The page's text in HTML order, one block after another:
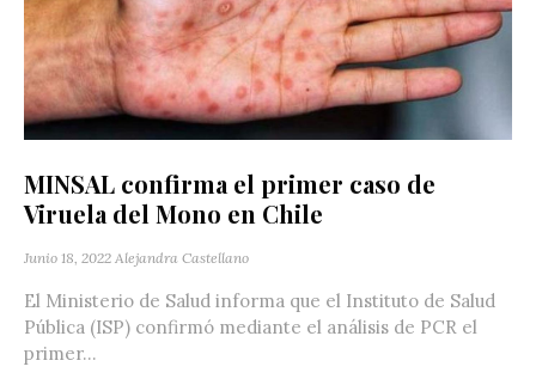
MINSAL confirma el primer caso de
Viruela del Mono en Chile
Junio 18, 2022 Alejandra Castellano
El Ministerio de Salud informa que el Instituto de Salud
Pública (ISP) confirmó mediante el análisis de PCR el
primer...